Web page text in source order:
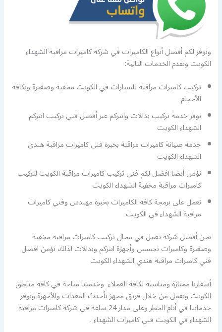
ونوفر لكم أفضل أنواع الكاميرات في شركة كاميرات مراقبة الشهداء
الكويت ونقدم الخدمات التالية:
تركيب كاميرات مراقبة للسيارات في الكويت مخفية وصغيرة وبكافة
الأحجام
نوفر خدمة تركيب بدالات وانتركم عبر أفضل فني تركيب انتركم
الشهداء الكويت
خدمة صيانة كاميرات مراقبة بخبرة فني كاميرات مراقبة هندي
الشهداء الكويت
نؤمن أيضا افضل لكم فني تركيب كاميرات مراقبة الكويت لتركيب
كاميرات مراقبة مخفية الشهداء الكويت
نعمل على برمجة كافة الكاميرات بخبرة مهندس وفني كاميرات
مراقبة الشهداء في الكويت
نحن أفضل شركة تعمل في مجال تركيب كاميرات مراقبة مخفية
وصغيرة وكاميرات تجسس وأجهزة انتركم وبدالات لذلك نؤمن افضل
فني كاميرات مراقبة هندي الشهداء الكويت
أسعارنا ممتازة ومناسبة لكافة العملاء وخدمتنا متاحة في كافة مناطق
الكويت ونعمل من خلال فريق مجهز بأحدث المعدات والأجهزة ونوفر
خدماتنا في أيام الحظر وعلى مدار 24 ساعة في شركة كاميرات مراقبة
الشهداء في الكويت فني كاميرات الشهداء .